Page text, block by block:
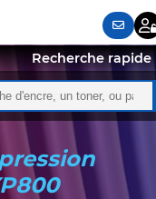
de l'auto-
Recherche rapide